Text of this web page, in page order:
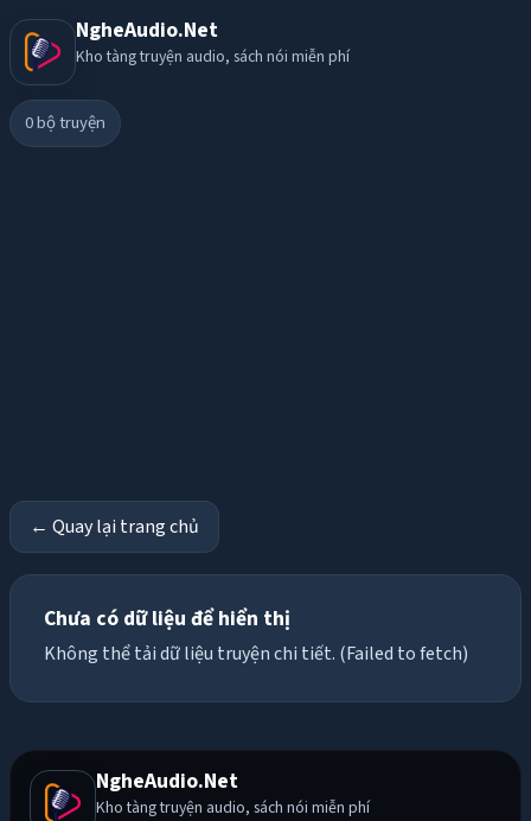
NgheAudio.Net
Kho tàng truyện audio, sách nói miễn phí
0bộ truyện
← Quay lại trang chủ
Chưa có dữ liệu để hiển thị
Không thể tải dữ liệu truyện chi tiết. (Failed to fetch)
NgheAudio.Net
Kho tàng truyện audio, sách nói miễn phí